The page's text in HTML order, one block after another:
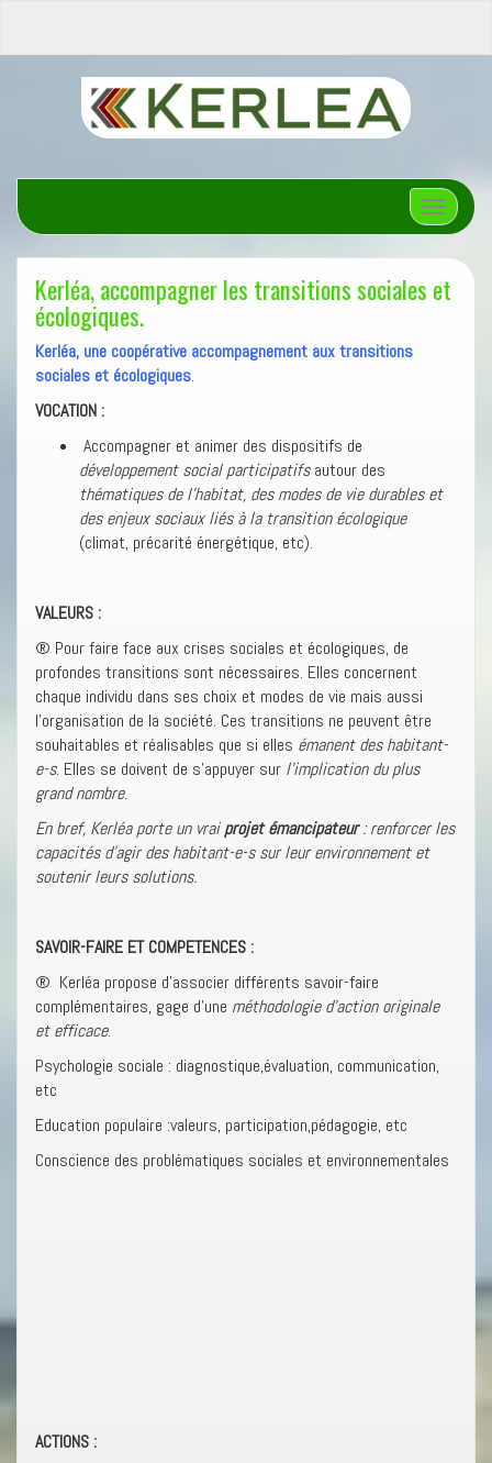
Afficher/
Kerléa, accompagner les transitions sociales et
écologiques.
Kerléa, une coopérative accompagnement aux transitions
sociales et écologiques.
VOCATION :
Accompagner et animer des dispositifs de
développement social participatifsautour des
thématiques de l’habitat, des modes de vie durables et
des enjeux sociaux liés à la transition écologique
(climat, précarité énergétique, etc).
VALEURS :
® Pour faire face aux crises sociales et écologiques, de
profondes transitions sont nécessaires. Elles concernent
chaque individu dans ses choix et modes de vie mais aussi
l’organisation de la société. Ces transitions ne peuvent être
souhaitables et réalisables que si elles émanent des habitant-
e-s. Elles se doivent de s’appuyer sur l’implication du plus
grand nombre.
En bref, Kerléa porte un vraiprojet émancipateur: renforcer les
capacités d’agir des habitant-e-s sur leur environnement et
soutenir leurs solutions.
SAVOIR-FAIRE ET COMPETENCES :
® Kerléa propose d’associer différents savoir-faire
complémentaires, gage d’une méthodologie d’action originale
et efficace.
Psychologie sociale : diagnostique,évaluation, communication,
etc
Education populaire :valeurs, participation,pédagogie, etc
Conscience des problématiques sociales et environnementales
ACTIONS :